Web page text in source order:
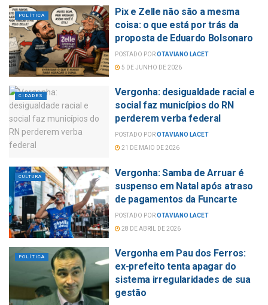
POLÍTICA
Pix e Zelle não são a mesma
coisa: o que está por trás da
proposta de Eduardo Bolsonaro
POSTADO POROTAVIANO LACET
5 DE JUNHO DE 2026
CIDADES
Vergonha: desigualdade racial e
social faz municípios do RN
perderem verba federal
POSTADO POROTAVIANO LACET
21 DE MAIO DE 2026
CULTURA
Vergonha: Samba de Arruar é
suspenso em Natal após atraso
de pagamentos da Funcarte
POSTADO POROTAVIANO LACET
28 DE ABRIL DE 2026
POLÍTICA
Vergonha em Pau dos Ferros:
ex-prefeito tenta apagar do
sistema irregularidades de sua
gestão